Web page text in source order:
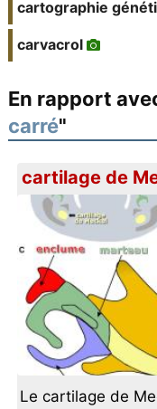
cartographie
carvacrol
En rapport
carré"
cartilage de
Le cartilage de